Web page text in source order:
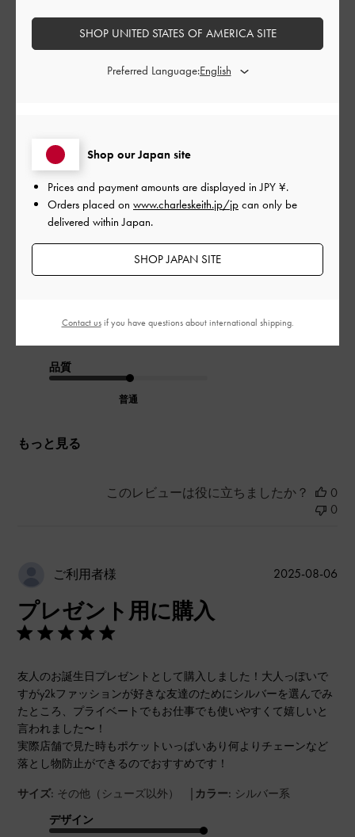
ご利用者様
ピンクを購入しました。色味はパステルで、すごくかわいいで
す。
カード入れは使いやすいのですが、チャックの中に小銭やお札
を入れると取り出しが難しくてそこが少し難点でした。
でもすごく気に入って財布代わりで使ってます。
サイズ: その他（シューズ以外） |カラー: ピンク系
品質
普通
もっと見る
このレビューは役に立ちましたか？
0
0
ご利用者様
プレゼント用に購入
友人のお誕生日プレゼントとして購入しました！大人っぽいで
すがy2kファッションが好きな友達のためにシルバーを選んでみ
たところ、プライベートでもお仕事でも使いやすくて嬉しいと
言われました〜！
実際店舗で見た時もポケットいっぱいあり何よりチェーンなど
落とし物防止ができるのでおすすめです！
サイズ: その他（シューズ以外） | カラー: シルバー系
デザイン
公
2025-08-06
Shop our Japan site
Prices and payment amounts are displayed inJPY ¥.
Orders placed on www.charleskeith.jp/jp can only be
delivered within Japan.
SHOP JAPAN SITE
SHOP UNITED STATES OF AMERICA SITE
Preferred Language:
Contact usif you have questions about international shipping.